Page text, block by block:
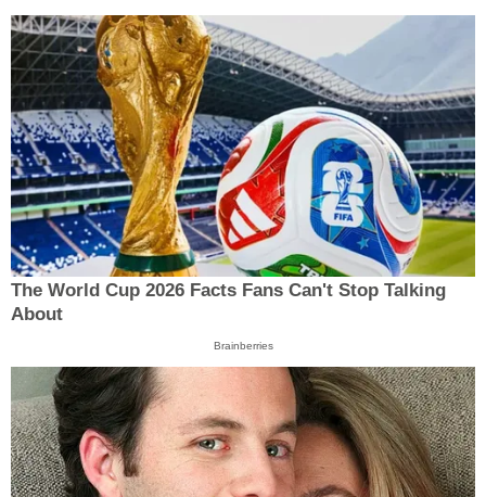
The World Cup 2026 Facts Fans Can't Stop Talking
About
Brainberries